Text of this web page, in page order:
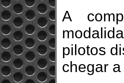
A
pilotos
chegar